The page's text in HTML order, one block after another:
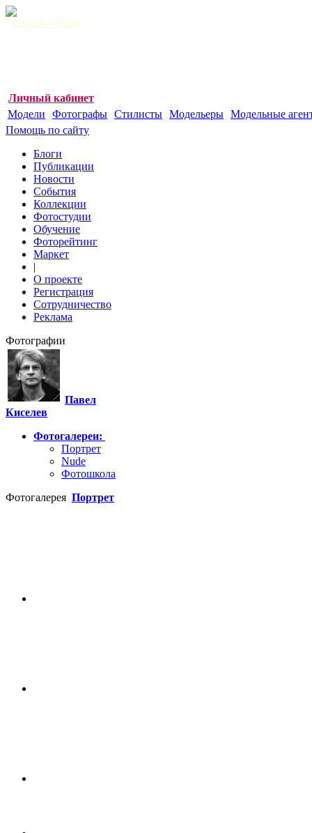
English version
Личный кабинет
Модели
Фотографы Стилисты Модельеры Модельные
Помощь по сайту
Блоги
Публикации
Новости
События
Коллекции
Фотостудии
Обучение
Фоторейтинг
Маркет
|
О проекте
Регистрация
Сотрудничество
Реклама
Фотографии
Павел
Киселев
Фотогалереи:
Портрет
Nude
Фотошкола
Фотогалерея Портрет